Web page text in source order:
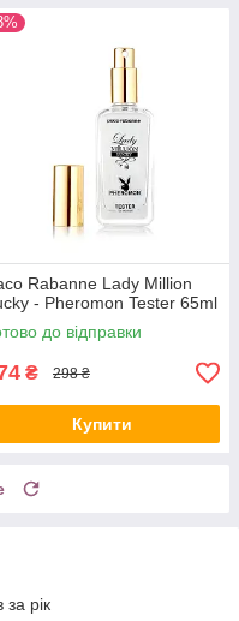
Rabanne Lady Million
- Pheromon Tester 65ml
до відправки
₴ 298 ₴
Купити
за рік